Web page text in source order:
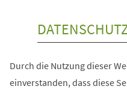
Durch die Nutzung dieser
einverstanden, dass diese